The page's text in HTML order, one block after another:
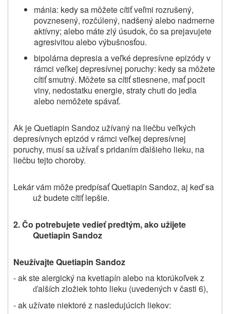
mánia: kedy sa môžete cítiť veľmi rozrušený,
povznesený, rozčúlený, nadšený alebo nadmerne
aktívny; alebo máte zlý úsudok, čo sa prejavujete
agresivitou alebo výbušnosťou.
bipolárna depresia a veľké depresívne epizódy v
rámci veľkej depresívnej poruchy: kedy sa môžete
cítiť smutný. Môžete sa cítiť stiesnene, mať pocit
viny, nedostatku energie, straty chuti do jedla
alebo nemôžete spávať.
Ak je Quetiapin Sandoz užívaný na liečbu veľkých
depresívnych epizód v rámci veľkej depresívnej
poruchy, musí sa užívať s pridaním ďalšieho lieku, na
liečbu tejto choroby.
Lekár vám môže predpísať Quetiapin Sandoz, aj keď sa
už budete cítiť lepšie.
2. Čo potrebujete vedieť predtým, ako užijete
Quetiapin Sandoz
NeužívajteQuetiapin Sandoz
- ak stealergický na kvetiapín alebo na ktorúkoľvek z
ďalších zložiek tohto lieku (uvedených v časti 6),
- ak užívate niektoré z nasledujúcich liekov: